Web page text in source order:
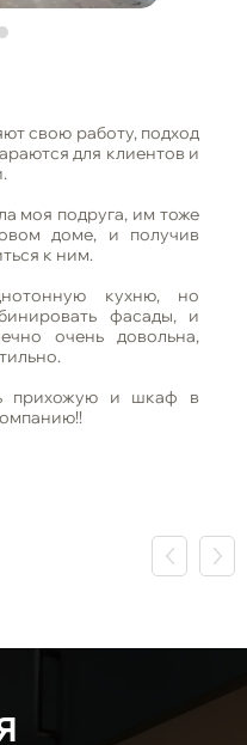
свою работу, подход
для клиентов и
моя подруга, им тоже
доме, и получив
к ним.
кухню, но
фасады, и
очень довольна,
прихожую и шкаф в